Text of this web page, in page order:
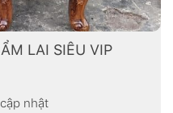
LAI SIÊU VIP
nhật